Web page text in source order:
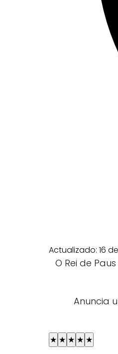
Actualizado: 16
O Rei de
Anuncia
★ ★ ★ ★ ★